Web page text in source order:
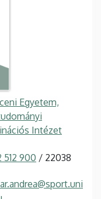
Egyetem,
Intézet
512 900 / 22038